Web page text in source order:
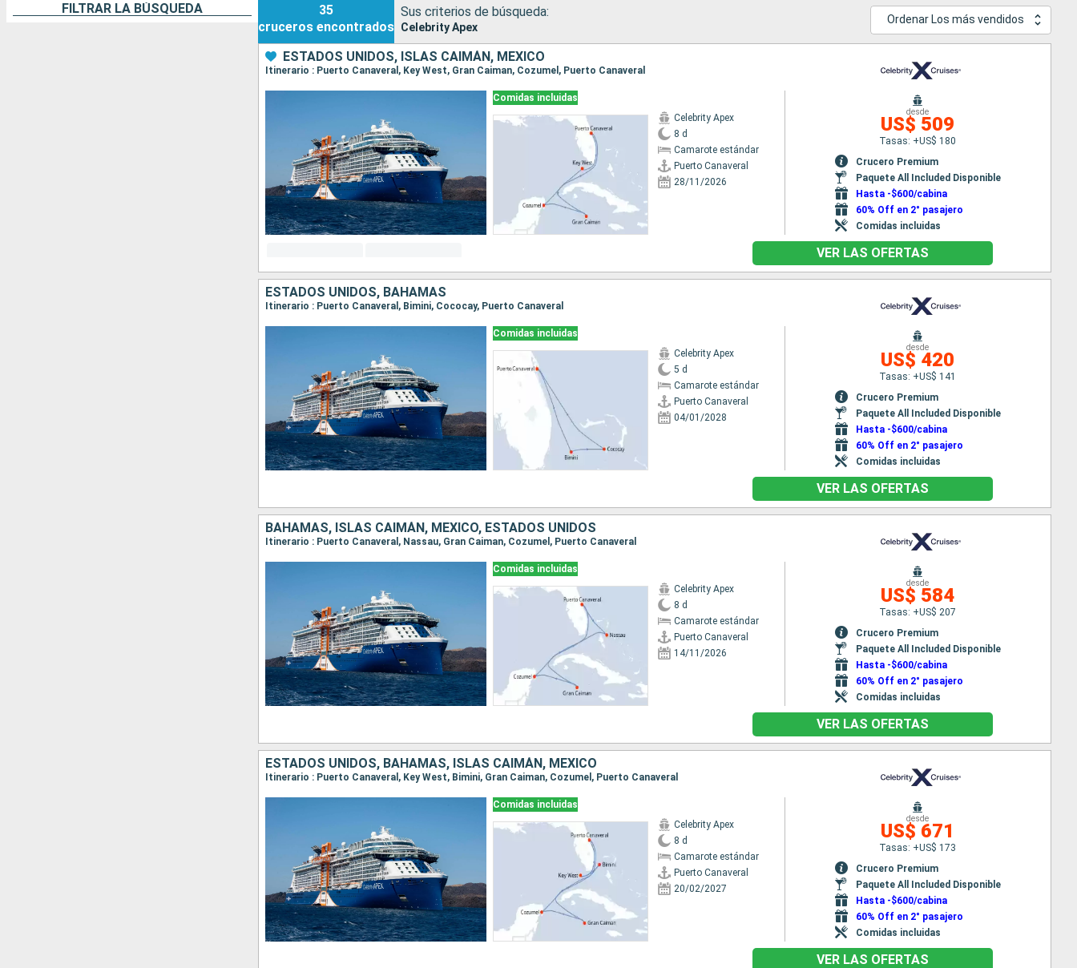
FILTRAR LA BÚSQUEDA
35
cruceros encontrados
Sus criterios de búsqueda:
Celebrity Apex
Ordenar Los más vendidos
ESTADOS UNIDOS, ISLAS CAIMÁN, MÉXICO
Itinerario : Puerto Canaveral, Key West, Gran Caiman, Cozumel, Puerto Canaveral
Comidas incluidas
Celebrity Apex
8 d
Camarote estándar
Puerto Canaveral
28/11/2026
desde
US$ 509
Tasas: +US$ 180
Crucero Premium
Paquete All Included Disponible
Hasta -$600/cabina
60% Off en 2° pasajero
Comidas incluidas
VER LAS OFERTAS
ESTADOS UNIDOS, BAHAMAS
Itinerario : Puerto Canaveral, Bimini, Cococay, Puerto Canaveral
Comidas incluidas
Celebrity Apex
5 d
Camarote estándar
Puerto Canaveral
04/01/2028
desde
US$ 420
Tasas: +US$ 141
Crucero Premium
Paquete All Included Disponible
Hasta -$600/cabina
60% Off en 2° pasajero
Comidas incluidas
VER LAS OFERTAS
BAHAMAS, ISLAS CAIMÁN, MÉXICO, ESTADOS UNIDOS
Itinerario : Puerto Canaveral, Nassau, Gran Caiman, Cozumel, Puerto Canaveral
Comidas incluidas
Celebrity Apex
8 d
Camarote estándar
Puerto Canaveral
14/11/2026
desde
US$ 584
Tasas: +US$ 207
Crucero Premium
Paquete All Included Disponible
Hasta -$600/cabina
60% Off en 2° pasajero
Comidas incluidas
VER LAS OFERTAS
ESTADOS UNIDOS, BAHAMAS, ISLAS CAIMÁN, MÉXICO
Itinerario : Puerto Canaveral, Key West, Bimini, Gran Caiman, Cozumel, Puerto Canaveral
Comidas incluidas
Celebrity Apex
8 d
Camarote estándar
Puerto Canaveral
20/02/2027
desde
US$ 671
Tasas: +US$ 173
Crucero Premium
Paquete All Included Disponible
Hasta -$600/cabina
60% Off en 2° pasajero
Comidas incluidas
VER LAS OFERTAS